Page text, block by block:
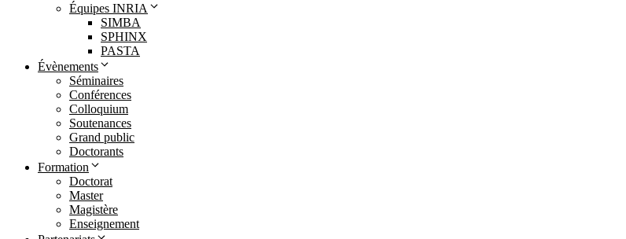
Équipes INRIA
SIMBA
SPHINX
PASTA
Évènements
Séminaires
Conférences
Colloquium
Soutenances
Grand public
Doctorants
Formation
Doctorat
Master
Magistère
Enseignement